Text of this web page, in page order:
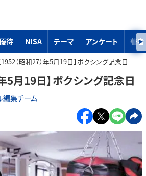
待 NISA テーマ アンケート 著者
1952（昭和27）年5月19日】ボクシング記念日
5月19日】ボクシング記念日
編集チーム